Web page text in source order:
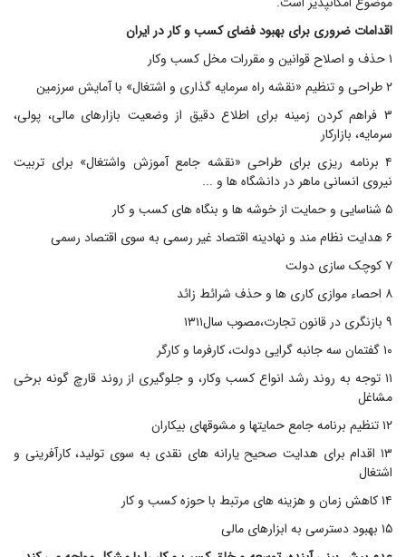
اقدامات ضروری برای بهبود فضای کسب و کار در ایران
۱ حذف و اصلاح قوانین و مقررات مخل کسب وکار
۲ طراحی و تنظیم «نقشه راه سرمایه گذاری و اشتغال» با آمایش سرزمین
۳ فراهم کردن زمینه برای اطلاع دقیق از وضعیت بازارهای مالی، پولی،
سرمایه، بازارکار
۴ برنامه ریزی برای طراحی «نقشه جامع آموزش واشتغال» برای تربیت
نیروی انسانی ماهر در دانشگاه ها و ...
۵ شناسایی و حمایت از خوشه ها و بنگاه های کسب و کار
۶ هدایت نظام مند و نهادینه اقتصاد غیر رسمی به سوی اقتصاد رسمی
۷ کوچک سازی دولت
۸ احصاء موازی کاری ها و حذف شرائط زائد
۹ بازنگری در قانون تجارت،مصوب سال۱۳۱۱
۱۰ گفتمان سه جانبه گرایی دولت، کارفرما و کارگر
۱۱ توجه به روند رشد انواع کسب وکار، و جلوگیری از روند قارچ گونه برخی
مشاغل
۱۲ تنظیم برنامه جامع حمایتها و مشوقهای بیکاران
۱۳ اقدام برای هدایت صحیح یارانه های نقدی به سوی تولید، کارآفرینی و
اشتغال
۱۴ کاهش زمان و هزینه های مرتبط با حوزه کسب و کار
۱۵ بهبود دسترسی به ابزارهای مالی